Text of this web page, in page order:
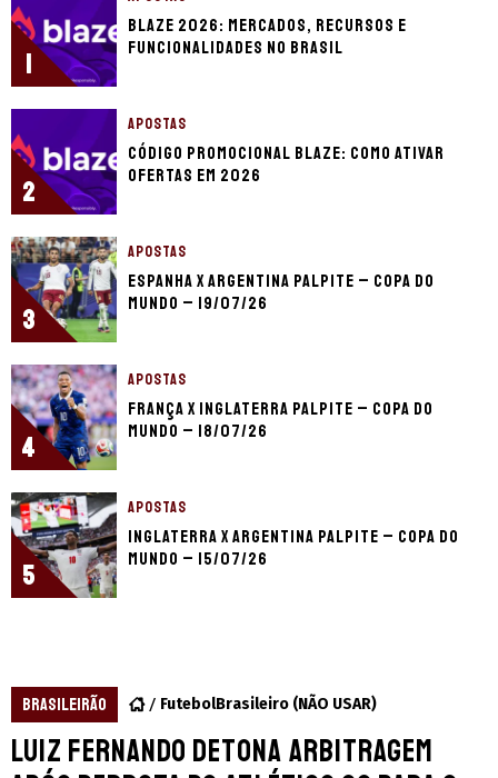
1
Blaze 2026: mercados, recursos e
funcionalidades no Brasil
2
APOSTAS
Código promocional Blaze: como ativar
ofertas em 2026
3
APOSTAS
Espanha x Argentina palpite – Copa do
Mundo – 19/07/26
4
APOSTAS
França x Inglaterra palpite – Copa do
Mundo – 18/07/26
5
APOSTAS
Inglaterra x Argentina palpite – Copa do
Mundo – 15/07/26
BRASILEIRÃO FutebolBrasileiro (NÃO USAR)
Luiz Fernando detona arbitragem